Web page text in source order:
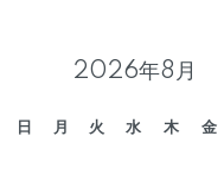
2026年8月
日 月 火 水 木 金